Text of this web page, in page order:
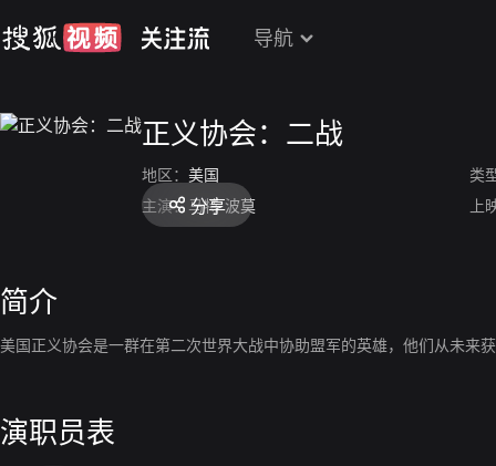
导航
正义协会：二战
地区： 美国
类
主演： 马特·波莫 上
分享
简介
美国正义协会是一群在第二次世界大战中协助盟军的英雄，他们从未来
演职员表